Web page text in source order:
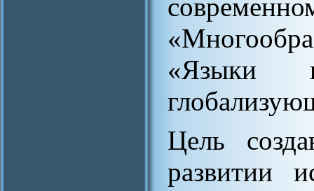
«Языки
Цель
развитии